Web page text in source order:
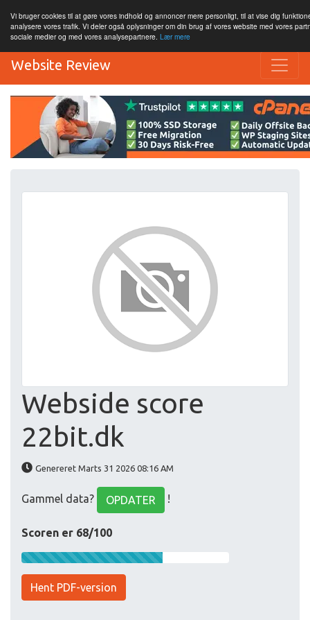
Vi bruger cookies til at gøre vores indhold og annoncer mere personligt, til at vise dig
analysere vores trafik. Vi deler også oplysninger om din brug af vores website med vores
sociale medier og med vores analysepartnere. Lær mere
Website Review
Webside score
22bit.dk
Genereret Marts 31 2026 08:16 AM
Gammel data? OPDATER !
Scoren er 68/100
Hent PDF-version